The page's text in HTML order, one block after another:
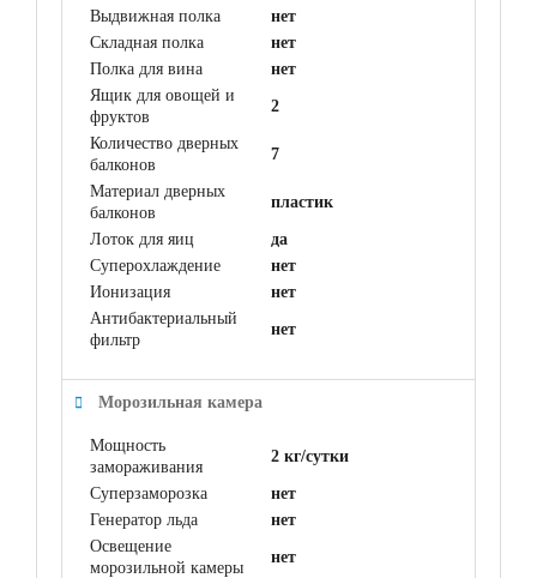
Выдвижная полка
нет
Складная полка
нет
Полка для вина
нет
Ящик для овощей и
фруктов
2
Количество дверных
балконов
7
Материал дверных
балконов
пластик
Лоток для яиц
да
Суперохлаждение
нет
Ионизация
нет
Антибактериальный
фильтр
нет
Морозильная камера
Мощность
замораживания
2 кг/сутки
Суперзаморозка
нет
Генератор льда
нет
Освещение
морозильной камеры
нет